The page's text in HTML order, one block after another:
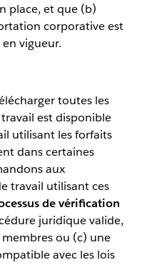
place, et que (b)
corporative est
vigueur.
toutes les
est disponible
utilisant les forfaits
dans certaines
aux
travail utilisant ces
de vérification
juridique valide,
ou (c) une
avec les lois